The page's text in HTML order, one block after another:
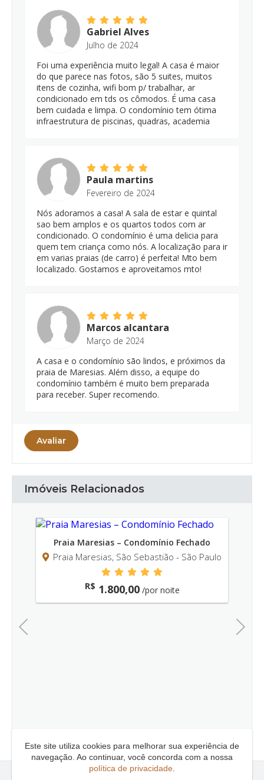
Gabriel Alves
Julho de 2024
Foi uma experiência muito legal! A casa é maior
do que parece nas fotos, são 5 suites, muitos
itens de cozinha, wifi bom p/ trabalhar, ar
condicionado em tds os cômodos. É uma casa
bem cuidada e limpa. O condomínio tem ótima
infraestrutura de piscinas, quadras, academia
Paula martins
Fevereiro de 2024
Nós adoramos a casa! A sala de estar e quintal
sao bem amplos e os quartos todos com ar
condicionado. O condomínio é uma delicia para
quem tem criança como nós. A localização para ir
em varias praias (de carro) é perfeita! Mto bem
localizado. Gostamos e aproveitamos mto!
Marcos alcantara
Março de 2024
A casa e o condomínio são lindos, e próximos da
praia de Maresias. Além disso, a equipe do
condomínio também é muito bem preparada
para receber. Super recomendo.
Avaliar
Imóveis Relacionados
Previous
Praia Maresias – Condomínio Fechado
Praia Maresias, São Sebastião - São Paulo
R$ 1.800,00/por noite
Next
Este site utiliza cookies para melhorar sua experiência de
navegação. Ao continuar, você concorda com a nossa
política de privacidade